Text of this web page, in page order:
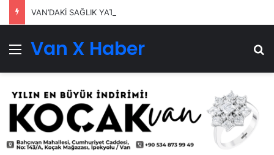
VAN’DAKİ SAĞLIK YATIRIMLARI SÜRÜYOR
Menü
Van X Haber